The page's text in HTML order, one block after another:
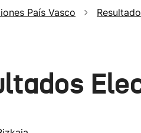
País Vasco